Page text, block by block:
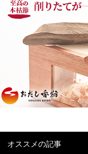
オススメの記事